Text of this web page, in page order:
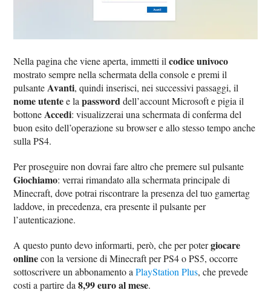
Nella pagina che viene aperta, immetti ilcodice univoco
mostrato sempre nella schermata della console e premi il
pulsanteAvanti, quindi inserisci, nei successivi passaggi, il
nome utentee lapassworddell’account Microsoft e pigia il
bottoneAccedi: visualizzerai una schermata di conferma del
buon esito dell’operazione su browser e allo stesso tempo anche
sulla PS4.
Per proseguire non dovrai fare altro che premere sul pulsante
Giochiamo: verrai rimandato alla schermata principale di
Minecraft, dove potrai riscontrare la presenza del tuo gamertag
laddove, in precedenza, era presente il pulsante per
l’autenticazione.
A questo punto devo informarti, però, che per potergiocare
onlinecon la versione di Minecraft per PS4 o PS5, occorre
sottoscrivere un abbonamento aPlayStation Plus, che prevede
costi a partire da8,99 euro al mese.